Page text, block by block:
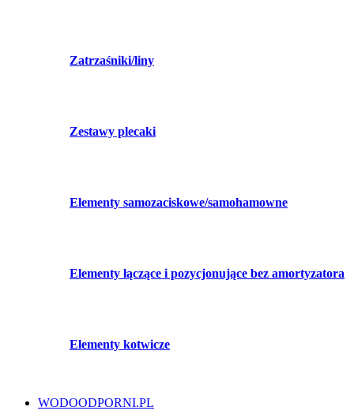
Zatrzaśniki/liny
Zestawy plecaki
Elementy samozaciskowe/samohamowne
Elementy łączące i pozycjonujące bez amortyzatora
Elementy kotwicze
WODOODPORNI.PL